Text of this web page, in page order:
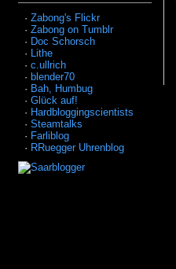
· Zabong's Flickr
· Zabong on Tumblr
· Doc Schorsch
· Lithe
· c.ullrich
· blender70
· Bah, Humbug
· Glück auf!
· Hardbloggingscientists
· Steamtalks
· Farliblog
· RRuegger Uhrenblog